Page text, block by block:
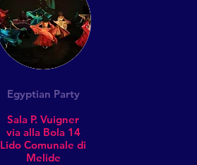
Egyptian Party
Sala P. Vuigner
via alla Bola 14
Lido Comunale di
Melide